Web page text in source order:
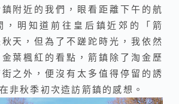
附近的我們，眼看距離下午的航
，明知道前往皇后鎮近郊的「箭
天，但為了不蹉跎時光，我依然
葉楓紅的看點，箭鎮除了淘金歷
之外，便沒有太多值得停留的誘
非秋季初次造訪箭鎮的感想。